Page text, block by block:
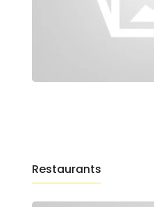
Restaurants